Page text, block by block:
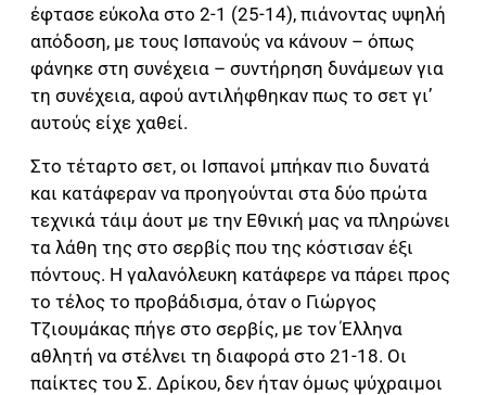
έφτασε εύκολα στο 2-1 (25-14), πιάνοντας υψηλή
απόδοση, με τους Ισπανούς να κάνουν – όπως
φάνηκε στη συνέχεια – συντήρηση δυνάμεων για
τη συνέχεια, αφού αντιλήφθηκαν πως το σετ γι’
αυτούς είχε χαθεί.
Στο τέταρτο σετ, οι Ισπανοί μπήκαν πιο δυνατά
και κατάφεραν να προηγούνται στα δύο πρώτα
τεχνικά τάιμ άουτ με την Εθνική μας να πληρώνει
τα λάθη της στο σερβίς που της κόστισαν έξι
πόντους. Η γαλανόλευκη κατάφερε να πάρει προς
το τέλος το προβάδισμα, όταν ο Γιώργος
Τζιουμάκας πήγε στο σερβίς, με τον Έλληνα
αθλητή να στέλνει τη διαφορά στο 21-18. Οι
παίκτες του Σ. Δρίκου, δεν ήταν όμως ψύχραιμοι